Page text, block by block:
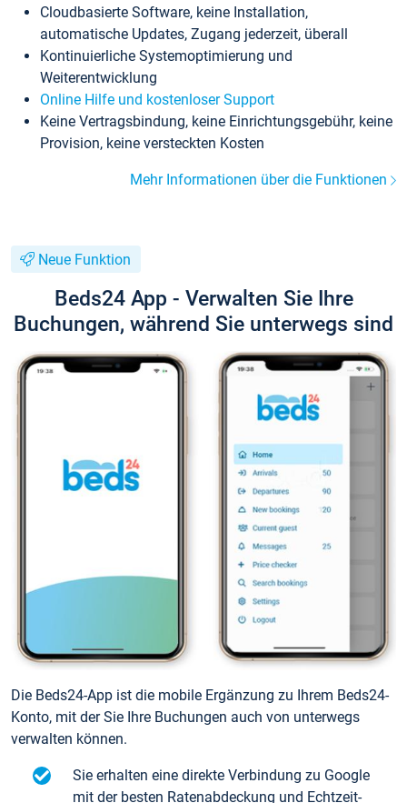
Cloudbasierte Software, keine Installation,
automatische Updates, Zugang jederzeit, überall
Kontinuierliche Systemoptimierung und
Weiterentwicklung
Online Hilfe und kostenloser Support
Keine Vertragsbindung, keine Einrichtungsgebühr, keine
Provision, keine versteckten Kosten
Mehr Informationen über die Funktionen
Neue Funktion
Beds24 App - Verwalten Sie Ihre
Buchungen, während Sie unterwegs sind
Die Beds24-App ist die mobile Ergänzung zu Ihrem Beds24-
Konto, mit der Sie Ihre Buchungen auch von unterwegs
verwalten können.
Sie erhalten eine direkte Verbindung zu Google
mit der besten Ratenabdeckung und Echtzeit-